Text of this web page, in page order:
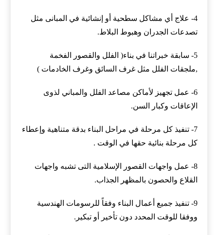
4- علاج أي مشاكل سطحية أو إنشائية في المبانى مثل
تصدعات الجدران وهبوط البلاط.
5- سابقة خبراتنا في بناء( الفلل والقصور الفخمة
,ملجقات الفلل مثل غرف السائق وغرف الخادمات )
6- عمل تجهيز لأماكن مصاعد الفلل والمباني لذوى
الإعاقات وكبار السن.
7- تنفيذ كل مرحلة في مراحل البناء بدقة متناهية وإعطاء
كل مرحلة بنائية حقها في الوقت .
8- عمل واجهات القصور الإسلامية التى تشبه واجهات
القلاع والحصون بالمظهر الجذاب.
9- تنفيذ جميع أعمال البناء وفقاً للرسومات الهندسية
ووفقا للوقت المحدد دون تأخير أو تبكير.